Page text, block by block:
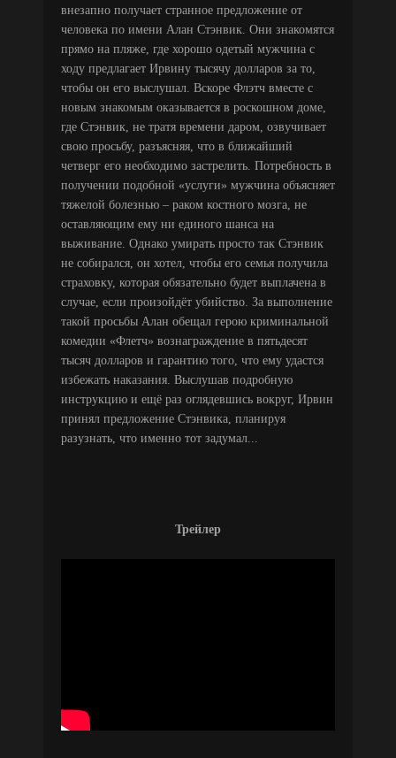
внезапно получает странное предложение от
человека по имени Алан Стэнвик. Они знакомятся
прямо на пляже, где хорошо одетый мужчина с
ходу предлагает Ирвину тысячу долларов за то,
чтобы он его выслушал. Вскоре Флэтч вместе с
новым знакомым оказывается в роскошном доме,
где Стэнвик, не тратя времени даром, озвучивает
свою просьбу, разъясняя, что в ближайший
четверг его необходимо застрелить. Потребность в
получении подобной «услуги» мужчина объясняет
тяжелой болезнью – раком костного мозга, не
оставляющим ему ни единого шанса на
выживание. Однако умирать просто так Стэнвик
не собирался, он хотел, чтобы его семья получила
страховку, которая обязательно будет выплачена в
случае, если произойдёт убийство. За выполнение
такой просьбы Алан обещал герою криминальной
комедии «Флетч» вознаграждение в пятьдесят
тысяч долларов и гарантию того, что ему удастся
избежать наказания. Выслушав подробную
инструкцию и ещё раз оглядевшись вокруг, Ирвин
принял предложение Стэнвика, планируя
разузнать, что именно тот задумал...
Трейлер